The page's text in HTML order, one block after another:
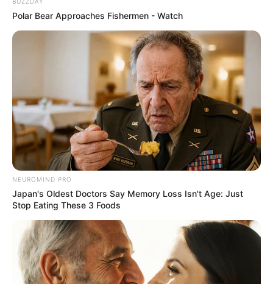
Polar Bear Approaches Fishermen - Watch
NEUROMIND PRO
Japan's Oldest Doctors Say Memory Loss Isn't Age: Just
Stop Eating These 3 Foods